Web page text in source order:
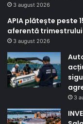
3 august 2026
APIA plătește peste
aferentă trimestrului
3 august 2026
3